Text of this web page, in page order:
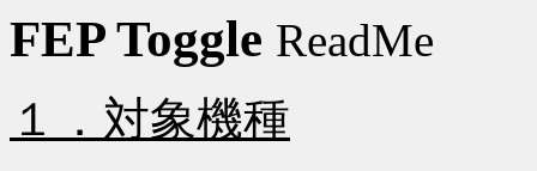
FEP Toggle ReadMe
１．対象機種